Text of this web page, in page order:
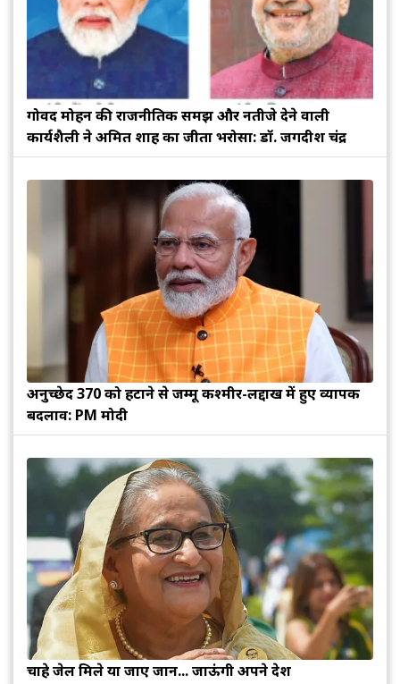
गोविंद मोहन की राजनीतिक समझ और नतीजे देने वाली
कार्यशैली ने अमित शाह का जीता भरोसा: डॉ. जगदीश चंद्र
अनुच्छेद 370 को हटाने से जम्मू कश्मीर-लद्दाख में हुए व्यापक
बदलाव: PM मोदी
चाहे जेल मिले या जाए जान... जाऊंगी अपने देश